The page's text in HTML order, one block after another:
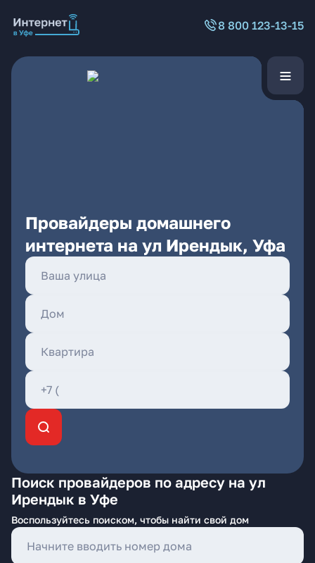
8 800 123-13-15
Провайдеры домашнего
интернета на ул Ирендык, Уфа
Поиск провайдеров по адресу на ул
Ирендык в Уфе
Воспользуйтесь поиском, чтобы найти свой дом